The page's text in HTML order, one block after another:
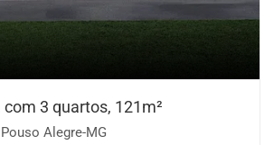
com 3 quartos, 121m²
Alegre-MG